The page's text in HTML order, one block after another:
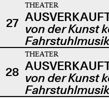
27
THEATER
von der Kunst
28
THEATER
von der Kunst